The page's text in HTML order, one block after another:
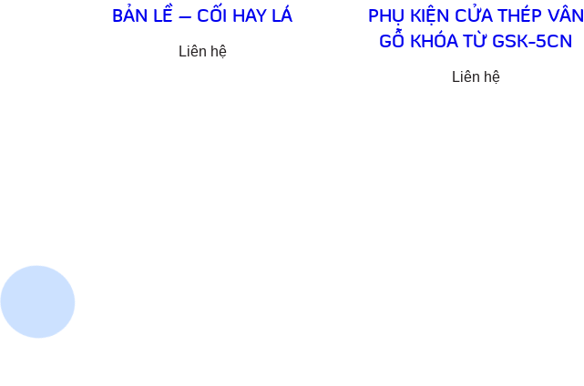
BẢN LỀ – CỐI HAY LÁ
Liên hệ
PHỤ KIỆN CỬA THÉP VÂN
GỖ KHÓA TỪ GSK-5CN
Liên hệ